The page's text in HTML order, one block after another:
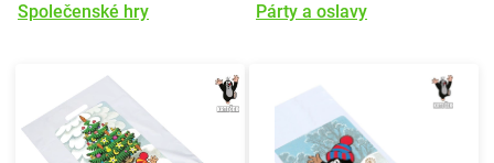
Společenské hry Párty a oslavy